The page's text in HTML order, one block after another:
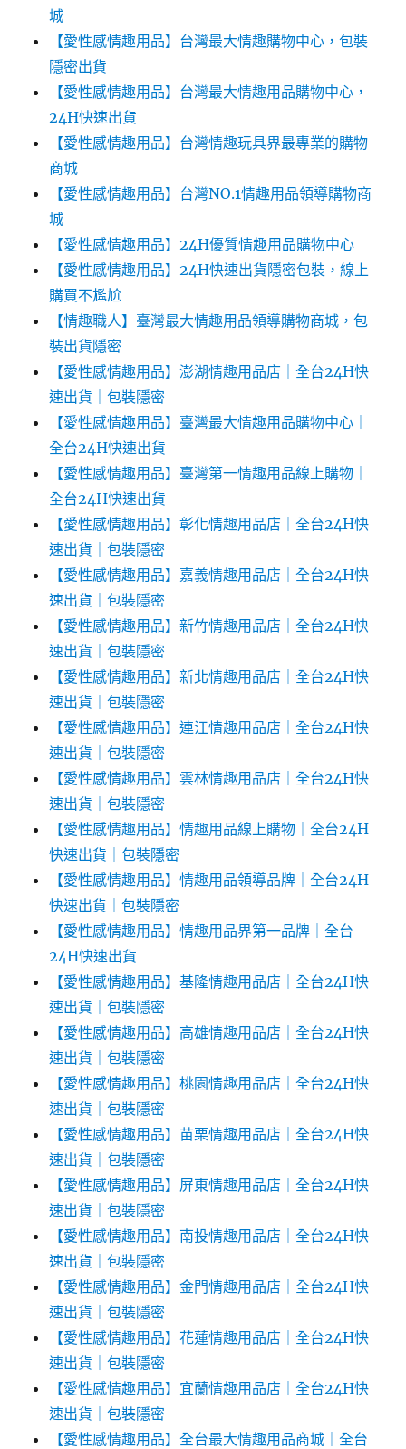
城
【愛性感情趣用品】台灣最大情趣購物中心，包裝
隱密出貨
【愛性感情趣用品】台灣最大情趣用品購物中心，
24H快速出貨
【愛性感情趣用品】台灣情趣玩具界最專業的購物
商城
【愛性感情趣用品】台灣NO.1情趣用品領導購物商
城
【愛性感情趣用品】24H優質情趣用品購物中心
【愛性感情趣用品】24H快速出貨隱密包裝，線上
購買不尷尬‎‎
【情趣職人】臺灣最大情趣用品領導購物商城，包
裝出貨隱密
【愛性感情趣用品】澎湖情趣用品店｜全台24H快
速出貨｜包裝隱密
【愛性感情趣用品】臺灣最大情趣用品購物中心｜
全台24H快速出貨
【愛性感情趣用品】臺灣第一情趣用品線上購物｜
全台24H快速出貨
【愛性感情趣用品】彰化情趣用品店｜全台24H快
速出貨｜包裝隱密
【愛性感情趣用品】嘉義情趣用品店｜全台24H快
速出貨｜包裝隱密
【愛性感情趣用品】新竹情趣用品店｜全台24H快
速出貨｜包裝隱密
【愛性感情趣用品】新北情趣用品店｜全台24H快
速出貨｜包裝隱密
【愛性感情趣用品】連江情趣用品店｜全台24H快
速出貨｜包裝隱密
【愛性感情趣用品】雲林情趣用品店｜全台24H快
速出貨｜包裝隱密
【愛性感情趣用品】情趣用品線上購物｜全台24H
快速出貨｜包裝隱密
【愛性感情趣用品】情趣用品領導品牌｜全台24H
快速出貨｜包裝隱密
【愛性感情趣用品】情趣用品界第一品牌｜全台
24H快速出貨
【愛性感情趣用品】基隆情趣用品店｜全台24H快
速出貨｜包裝隱密
【愛性感情趣用品】高雄情趣用品店｜全台24H快
速出貨｜包裝隱密
【愛性感情趣用品】桃園情趣用品店｜全台24H快
速出貨｜包裝隱密
【愛性感情趣用品】苗栗情趣用品店｜全台24H快
速出貨｜包裝隱密
【愛性感情趣用品】屏東情趣用品店｜全台24H快
速出貨｜包裝隱密
【愛性感情趣用品】南投情趣用品店｜全台24H快
速出貨｜包裝隱密
【愛性感情趣用品】金門情趣用品店｜全台24H快
速出貨｜包裝隱密
【愛性感情趣用品】花蓮情趣用品店｜全台24H快
速出貨｜包裝隱密
【愛性感情趣用品】宜蘭情趣用品店｜全台24H快
速出貨｜包裝隱密
【愛性感情趣用品】全台最大情趣用品商城｜全台